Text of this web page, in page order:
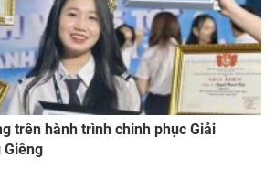
trên hành trình chinh phục Giải
Giêng